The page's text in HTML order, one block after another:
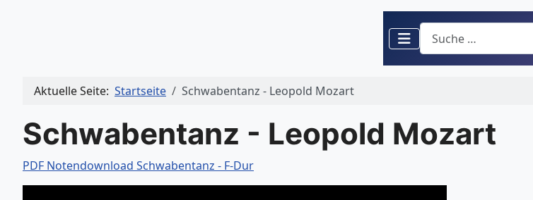
Suchen
Aktuelle Seite: Startseite Schwabentanz - Leopold Mozart
Schwabentanz - Leopold Mozart
PDF Notendownload Schwabentanz - F-Dur